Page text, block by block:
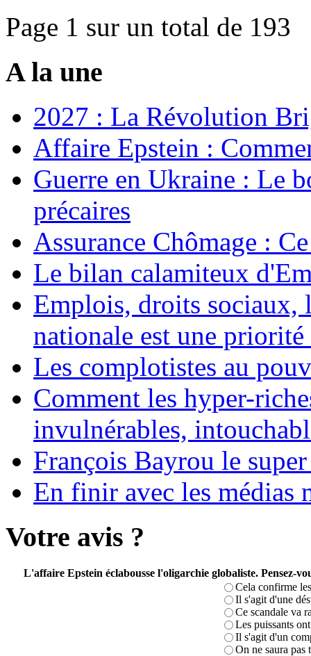
Page 1 sur un total de 193
A la une
2027 : La Révolution
Affaire Epstein :
Guerre en Ukraine : Le
précaires
Assurance Chômage :
Le bilan calamiteux
Emplois, droits sociaux,
nationale est une
Les complotistes au
Comment les hyper-
invulnérables,
François Bayrou le
En finir avec les médias
Votre avis ?
L'affaire Epstein éclabousse l'oligarchie globaliste. Pensez-
Cela confirme
Il s'agit d'une
Ce scandale va
Les puissants
Il s'agit d'un
On ne saura pas